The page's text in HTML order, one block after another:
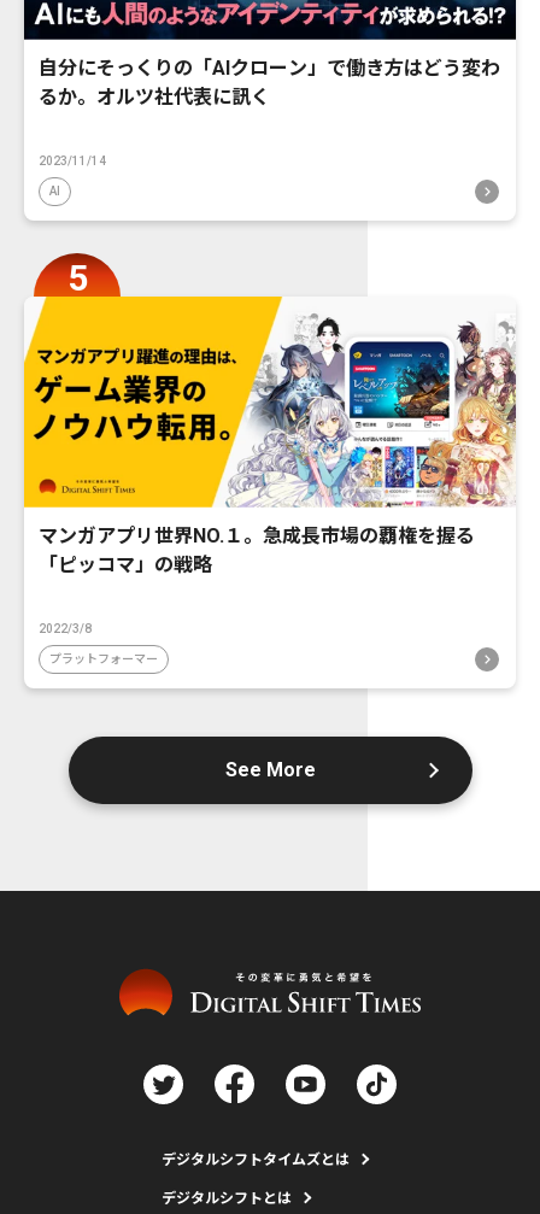
自分にそっくりの「AIクローン」で働き方はどう変わ
るか。オルツ社代表に訊く
2023/11/14
AI
マンガアプリ世界NO.１。急成長市場の覇権を握る
「ピッコマ」の戦略
2022/3/8
プラットフォーマー
See More
デジタルシフトタイムズとは
デジタルシフトとは